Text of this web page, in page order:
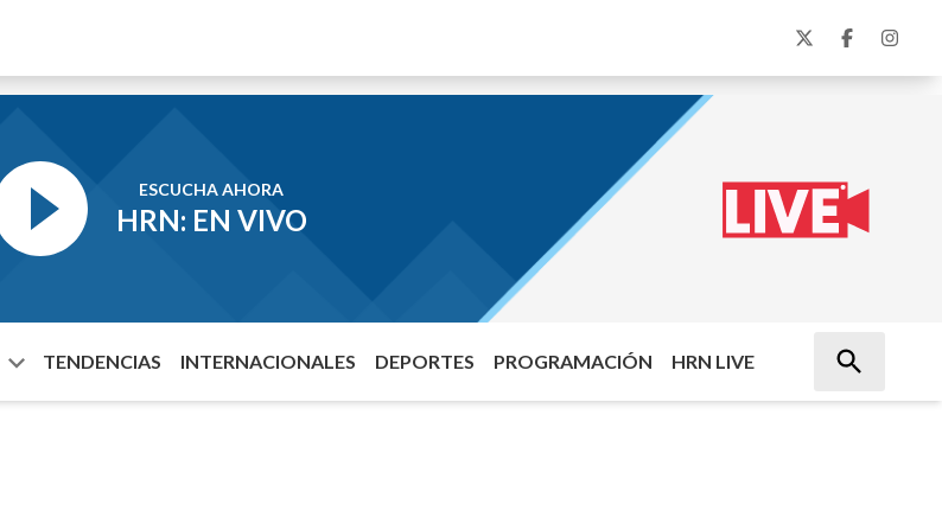
ESCUCHA AHORA
HRN: EN VIVO
TENDENCIAS INTERNACIONALES DEPORTES PROGRAMACIÓN HRN LIVE